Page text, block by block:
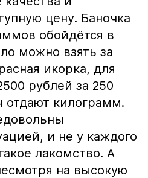
цену. Баночка
обойдётся в
можно взять за
икорка, для
рублей за 250
отдают килограмм.
и не у каждого
лакомство. А
на высокую